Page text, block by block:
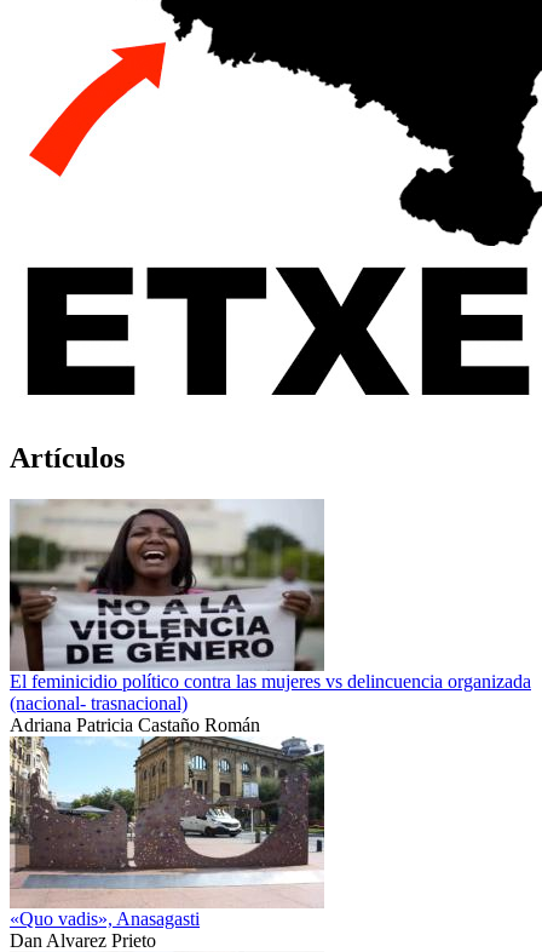
Artículos
El feminicidio político contra las mujeres vs delincuencia organizada
(nacional- trasnacional)
Adriana Patricia Castaño Román
«Quo vadis», Anasagasti
Dan Alvarez Prieto